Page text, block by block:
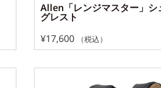
Allen「レンジマスター」シ
グレスト
¥17,600 （税込）